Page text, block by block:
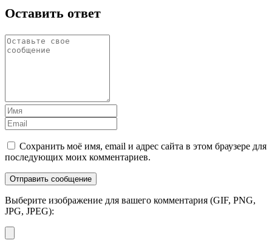
Оставить ответ
Сохранить моё имя, email и адрес сайта в этом браузере для
последующих моих комментариев.
Выберите изображение для вашего комментария (GIF, PNG,
JPG, JPEG):